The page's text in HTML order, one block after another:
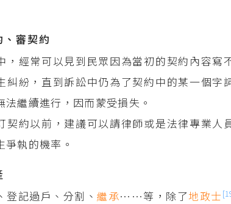
、審契約
，經常可以見到民眾因為當初的契約內容寫
糾紛，直到訴訟中仍為了契約中的某一個字
法繼續進行，因而蒙受損失。
契約以前，建議可以請律師或是法律專業人
爭執的機率。
登記過戶、分割、繼承……等，除了地政士